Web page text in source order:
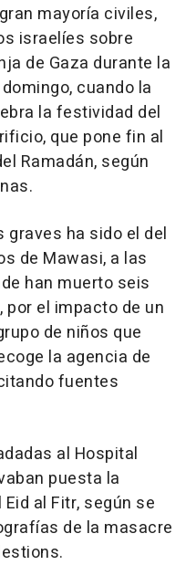
mayoría civiles,
israelíes sobre
de Gaza durante la
cuando la
la festividad del
que pone fin al
Ramadán, según
graves ha sido el del
de Mawasi, a las
han muerto seis
el impacto de un
de niños que
la agencia de
fuentes
al Hospital
puesta la
al Fitr, según se
de la masacre